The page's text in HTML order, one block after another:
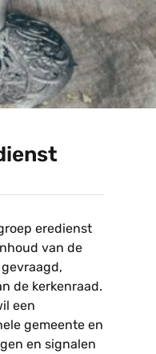
eredienst
van de
de kerkenraad.
een
gemeente en
en signalen